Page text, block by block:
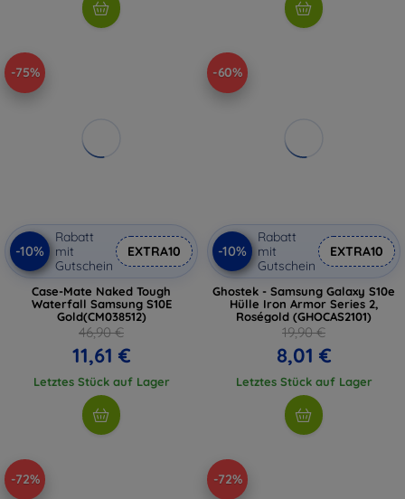
-75%
-10%
Rabatt
mit
Gutschein
EXTRA10
Case-Mate Naked Tough
Waterfall Samsung S10E
Gold(CM038512)
46,90 €
11,61 €
Letztes Stück auf Lager
-60%
-10%
Rabatt
mit
Gutschein
EXTRA10
Ghostek - Samsung Galaxy S10e
Hülle Iron Armor Series 2,
Roségold (GHOCAS2101)
19,90 €
8,01 €
Letztes Stück auf Lager
-72% -72%